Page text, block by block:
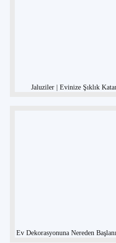
Jaluziler | Evinize Şıklık
Ev Dekorasyonuna Nereden